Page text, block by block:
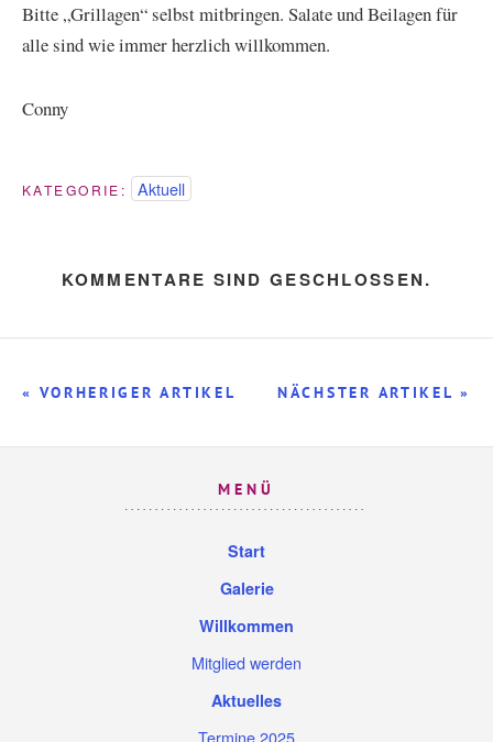
Bitte „Grillagen“ selbst mitbringen. Salate und Beilagen für
alle sind wie immer herzlich willkommen.
Conny
KATEGORIE: Aktuell
KOMMENTARE SIND GESCHLOSSEN.
NÄCHSTER ARTIKEL »
« VORHERIGER ARTIKEL
MENÜ
Start
Galerie
Willkommen
Mitglied werden
Aktuelles
Termine 2025